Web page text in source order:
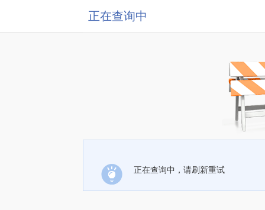
正在查询中
正在查询中，请刷新重试